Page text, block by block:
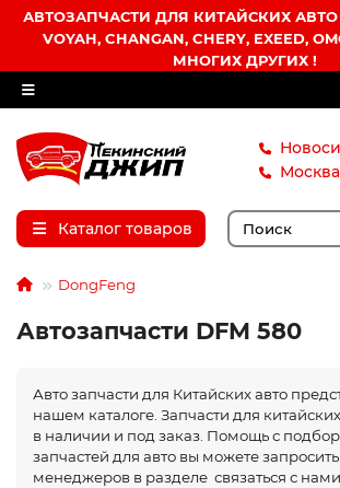
АВТОЗАПЧАСТИ ДЛЯ КИТАЙСКИХ АВТО
VOYAH, CHANGAN, CHERY, EXEED,
МНОГИХ ДРУГИХ !
Москва
Каталог товаров
DongFeng
Автозапчасти DFM 580
Авто запчасти для Китайских авто
нашем каталоге. Запчасти для
в наличии и под заказ. Помощь с
запчастей для авто вы можете
менеджеров в разделе связаться с нами.